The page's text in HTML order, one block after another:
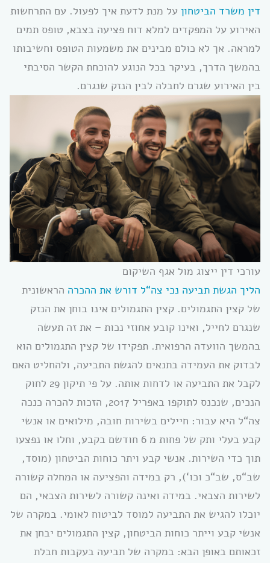
דין משרד הביטחון על מנת לדעת איך לפעול. עם התרחשות
האירוע על המפקדים למלא דוח פציעה בצבא, טופס תמים
למראה. אך לא כולם מבינים את משמעות הטופס וחשיבותו
בהמשך הדרך, בעיקר בכל הנוגע להוכחת הקשר הסיבתי
בין האירוע שגרם לחבלה לבין הנזק שנגרם.
עורכי דין ייצוג מול אגף השיקום
הליך הגשת תביעה נכי צה“ל דורש את ההכרה הראשונית
של קצין התגמולים. קצין התגמולים אינו בוחן את הנזק
שנגרם לחייל, ואינו קובע אחוזי נכות – את זה תעשה
בהמשך הוועדה הרפואית. תפקידו של קצין התגמולים הוא
לבדוק את העמידה בתנאים להגשת התביעה, ולהחליט האם
לקבל את התביעה או לדחות אותה. על פי תיקון 29 לחוק
הנכים, שנכנס לתוקפו באפריל 2017, הזכות להכרה כנכה
צה“ל היא עבור: חיילים בשירות חובה, מילואים או אנשי
קבע בעלי ותק של פחות מ 6 חודשם בקבע, וחלו או נפצעו
תוך כדי השירות. אנשי קבע ויתר כוחות הביטחון (מוסד,
שב“ס, שב“כ וכו‘), רק במידה והפציעה או המחלה קשורה
לשירות הצבאי. במידה ואינה קשורה לשירות הצבאי, הם
יוכלו להגיש את התביעה למוסד לביטוח לאומי. במקרה של
אנשי קבע וייתר כוחות הביטחון, קצין התגמולים יבחן את
זכאותם באופן הבא: במקרה של תביעה בעקבות חבלת